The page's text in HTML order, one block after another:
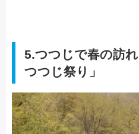
5.つつじで春の訪
つつじ祭り」